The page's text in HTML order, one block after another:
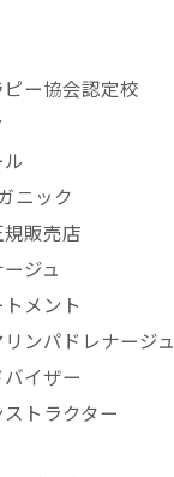
ー協会認定校
ニック
販売店
ジュ
メント
ンパドレナージュ
イザー
トラクター